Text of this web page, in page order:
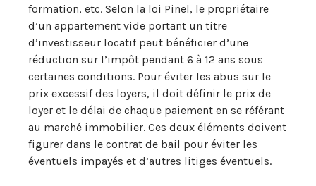
formation, etc. Selon la loi Pinel, le propriétaire
d’un appartement vide portant un titre
d’investisseur locatif peut bénéficier d’une
réduction sur l’impôt pendant 6 à 12 ans sous
certaines conditions. Pour éviter les abus sur le
prix excessif des loyers, il doit définir le prix de
loyer et le délai de chaque paiement en se référant
au marché immobilier. Ces deux éléments doivent
figurer dans le contrat de bail pour éviter les
éventuels impayés et d’autres litiges éventuels.